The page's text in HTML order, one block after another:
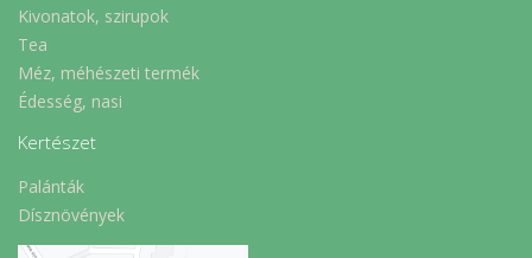
Kivonatok, szirupok
Tea
Méz, méhészeti termék
Édesség, nasi
Kertészet
Palánták
Dísznövények